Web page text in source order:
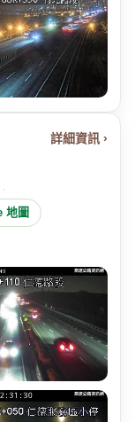
詳細資訊 ›
·
地圖